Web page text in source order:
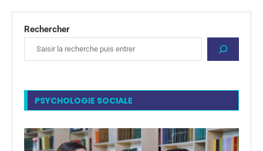
Rechercher
PSYCHOLOGIE SOCIALE